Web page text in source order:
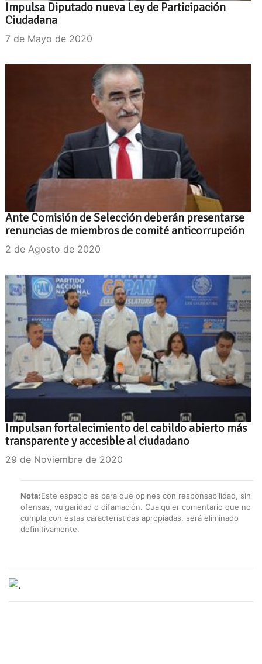
Impulsa Diputado nueva Ley de Participación
Ciudadana
7 de Mayo de 2020
Ante Comisión de Selección deberán presentarse
renuncias de miembros de comité anticorrupción
2 de Agosto de 2020
Impulsan fortalecimiento del cabildo abierto más
transparente y accesible al ciudadano
29 de Noviembre de 2020
Nota:Este espacio es para que opines con responsabilidad, sin
ofensas, vulgaridad o difamación. Cualquier comentario que no
cumpla con estas características apropiadas, será eliminado
definitivamente.